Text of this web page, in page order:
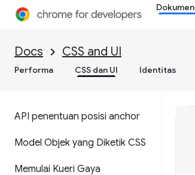
Dokumen
Docs CSS and UI
Performa CSS dan UI Identitas
API penentuan posisi anchor
Model Objek yang Diketik CSS
Memulai Kueri Gaya